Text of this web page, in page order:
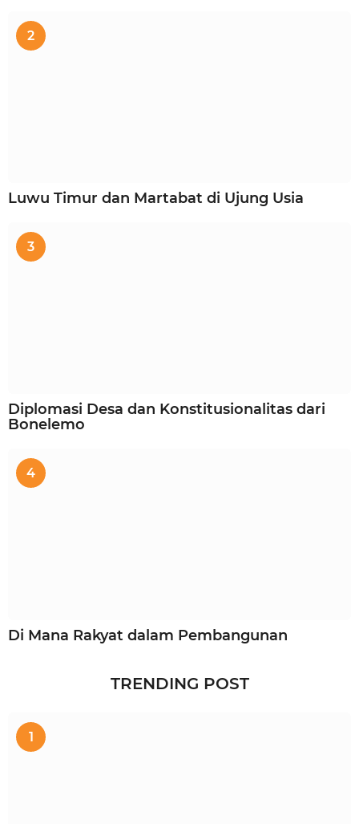
2
Luwu Timur dan Martabat di Ujung Usia
3
Diplomasi Desa dan Konstitusionalitas dari
Bonelemo
4
Di Mana Rakyat dalam Pembangunan
TRENDING POST
1